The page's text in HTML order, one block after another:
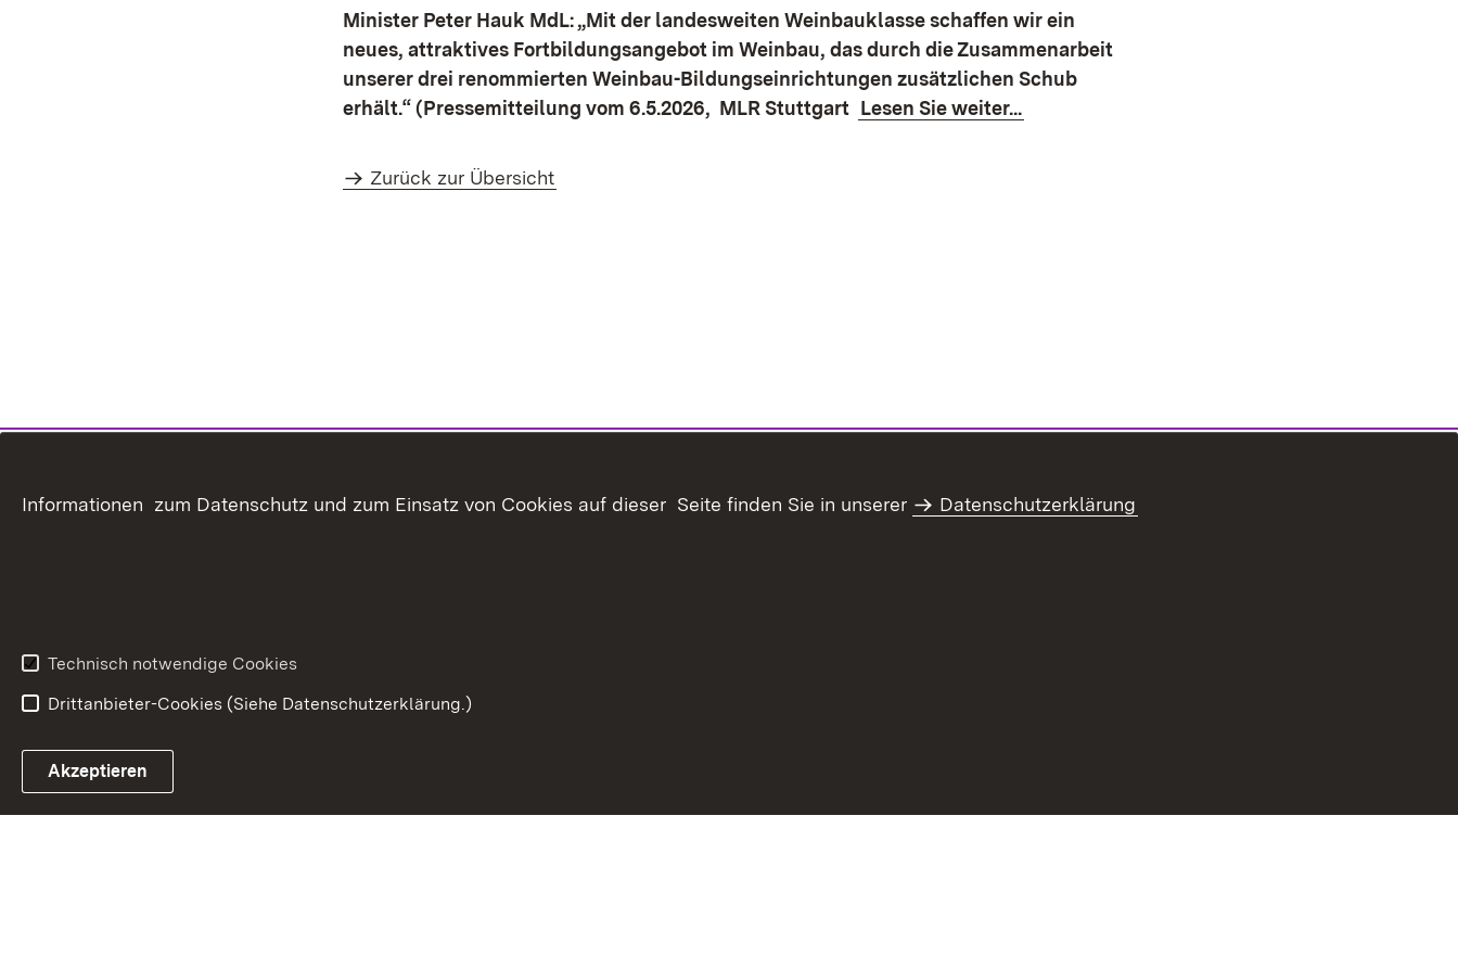
Minister Peter Hauk MdL: „Mit der landesweiten Weinbauklasse schaffen wir ein
neues, attraktives Fortbildungsangebot im Weinbau, das durch die Zusammenarbeit
unserer drei renommierten Weinbau-Bildungseinrichtungen zusätzlichen Schub
erhält.“ (Pressemitteilung vom 6.5.2026, MLR Stuttgart Lesen Sie weiter...
Zurück zur Übersicht
Informationen zum Datenschutz und zum Einsatz von Cookies auf dieser Seite finden Sie in unserer Datenschutzerklärung
Technisch notwendige Cookies
Drittanbieter-Cookies (Siehe Datenschutzerklärung.)
Akzeptieren